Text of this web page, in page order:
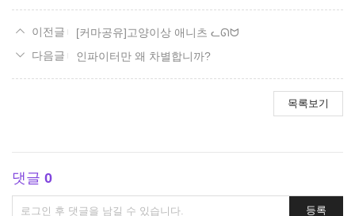
[커마공유]고양이상 애니츠 ᓚᘏᗢ
인파이터만 왜 차별합니까?
목록보기
댓글 0
댓
등록